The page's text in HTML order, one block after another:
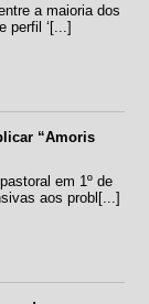
a maioria dos
perfil ‘[...]
“Amoris
em 1º de
aos probl[...]